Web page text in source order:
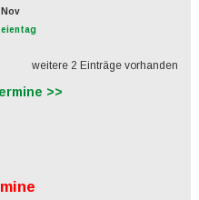
weitere 2 Einträge vorhanden
>>